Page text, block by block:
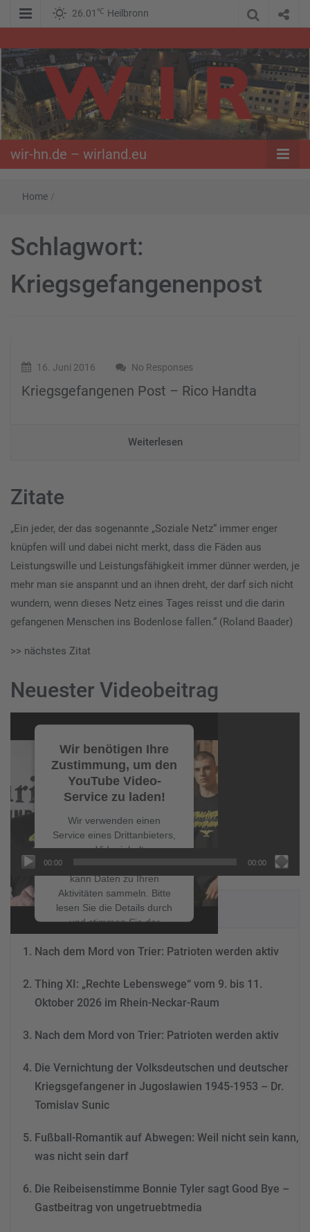
26.01 ℃ Heilbronn
wir-hn.de –
wirland.eu
wir-hn.de – wirland.eu
Home /
Schlagwort:
Kriegsgefangenenpost
16. Juni 2016 No Responses
Kriegsgefangenen Post – Rico Handta
Weiterlesen
Zitate
„Ein jeder, der das sogenannte „Soziale Netz“ immer enger
knüpfen will und dabei nicht merkt, dass die Fäden aus
Leistungswille und Leistungsfähigkeit immer dünner werden, je
mehr man sie anspannt und an ihnen dreht, der darf sich nicht
wundern, wenn dieses Netz eines Tages reisst und die darin
gefangenen Menschen ins Bodenlose fallen.“ (Roland Baader)
>> nächstes Zitat
Neuester Videobeitrag
Player
Wir benötigen Ihre
Zustimmung, um den
YouTube Video-
Service zu laden!
Wir verwenden einen
Service eines Drittanbieters,
um Videoinhalte
einzubetten. Dieser Service
kann Daten zu Ihren
Aktivitäten sammeln. Bitte
lesen Sie die Details durch
und stimmen Sie der
Nutzung des Service zu, um
dieses Video anzusehen.
Mehr Informationen
Consent Management
&
00:00 00:00
NEUESTE BEITRÄGE
Nach dem Mord von Trier: Patrioten werden aktiv
Thing XI: „Rechte Lebenswege“ vom 9. bis 11.
Oktober 2026 im Rhein-Neckar-Raum
Nach dem Mord von Trier: Patrioten werden aktiv
Die Vernichtung der Volksdeutschen und deutscher
Kriegsgefangener in Jugoslawien 1945-1953 – Dr.
Tomislav Sunic
Fußball-Romantik auf Abwegen: Weil nicht sein kann,
was nicht sein darf
Die Reibeisenstimme Bonnie Tyler sagt Good Bye –
Gastbeitrag von ungetruebtmedia